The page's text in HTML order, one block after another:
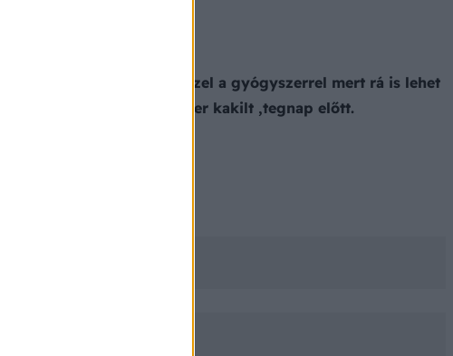
bánjunk ezzel a gyógyszerrel mert rá is lehet
6 nap és csak egyszer kakilt ,tegnap előtt.
is kemény a pocija.